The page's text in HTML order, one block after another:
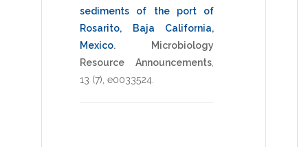
sediments of the port of
Rosarito, Baja California,
Mexico.
Microbiology
Resource Announcements
13 (7), e0033524